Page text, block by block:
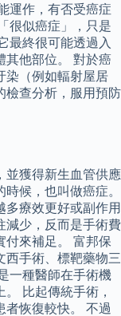
運作，有否受癌症
很似癌症」，只是
最終很可能透過入
其他部位。 對於癌
染（例如輻射屋居
檢查分析，服用預防
並獲得新生血管供應
候，也叫做癌症。
療效更好或副作用
減少，反而是手術費
付來補足。 富邦保
西手術、標靶藥物三
一種醫師在手術機
比起傳統手術，
者恢復較快。 不過